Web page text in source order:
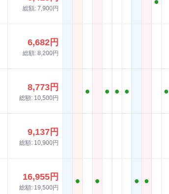
総額: 7,900円
6,682円
総額: 8,200円
8,773円
総額: 10,500円
● ● ● ● ●
9,137円
総額: 10,900円
16,955円
総額: 19,500円
● ● ● ●